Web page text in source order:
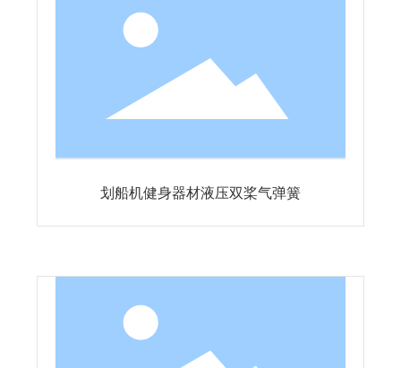
划船机健身器材液压双桨气弹簧